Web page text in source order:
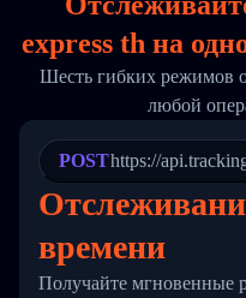
19
21
24
26
27
28
29
30
          {
          },
          {
          }
        ]
express th на
Шесть гибких режимов
любой
POSThttps://
времени
Получайте мгновенные